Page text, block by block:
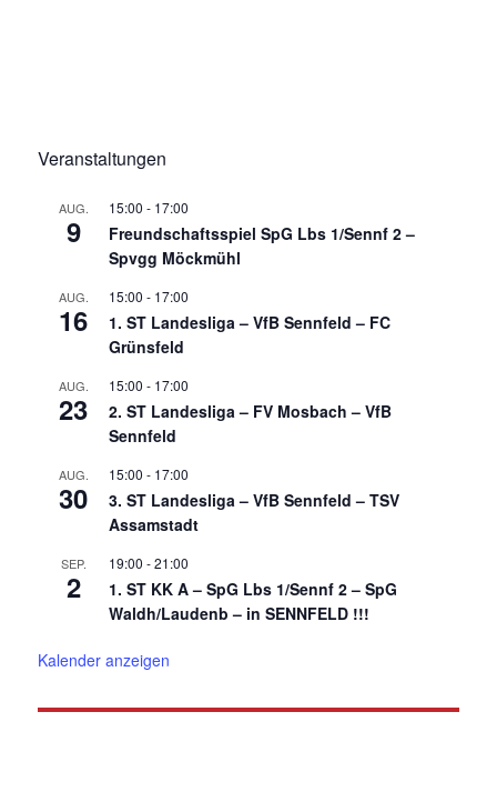
Veranstaltungen
AUG.
9
15:00 - 17:00
Freundschaftsspiel SpG Lbs 1/Sennf 2 –
Spvgg Möckmühl
AUG.
16
15:00 - 17:00
1. ST Landesliga – VfB Sennfeld – FC
Grünsfeld
AUG.
23
15:00 - 17:00
2. ST Landesliga – FV Mosbach – VfB
Sennfeld
AUG.
30
15:00 - 17:00
3. ST Landesliga – VfB Sennfeld – TSV
Assamstadt
SEP.
2
19:00 -21:00
1. ST KK A – SpG Lbs 1/Sennf 2 – SpG
Waldh/Laudenb – in SENNFELD !!!
Kalender anzeigen